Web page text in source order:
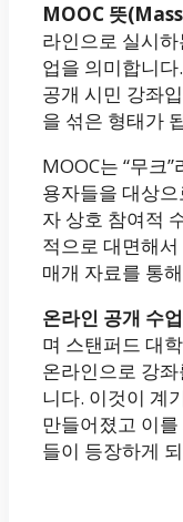
MOOC 뜻
라인으로 실시
업을 의미합니
공개 시민 강좌
을 섞은 형태가
MOOC는 “무크
용자들을 대상
자 상호 참여적
적으로 대면해
매개 자료를 통
온라인 공개 수업
며 스탠퍼드 대
온라인으로 강
니다. 이것이 계
만들어졌고 이
들이 등장하게